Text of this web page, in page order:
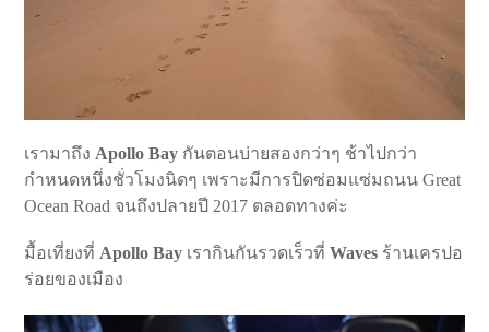
เรามาถึง Apollo Bay กันตอนบ่ายสองกว่าๆ ช้าไปกว่า
กำหนดหนึ่งชั่วโมงนิดๆ เพราะมีการปิดซ่อมแซ่มถนน Great
Ocean Road จนถึงปลายปี 2017 ตลอดทางค่ะ
มื้อเที่ยงที่ Apollo Bay เรากินกันรวดเร็วที่Waves ร้านเครปอ
ร่อยของเมือง